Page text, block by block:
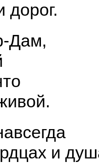
дорог.
Дам,
и